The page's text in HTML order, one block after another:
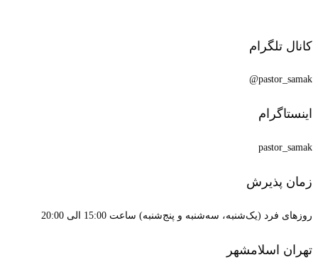
کانال تلگرام
pastor_samak@
اینستاگرام
pastor_samak
زمان پذیرش
روزهای فرد (یک‌شنبه، سه‌شنبه و پنج‌شنبه) ساعت 15:00 الی 20:00
تهران اسلامشهر